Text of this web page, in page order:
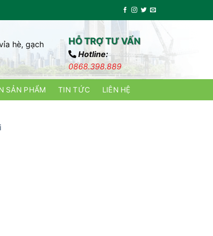
hè, gạch
HỖ TRỢ TƯ VẤN
Hotline:
0868.398.889
SẢN PHẨM TIN TỨC LIÊN HỆ